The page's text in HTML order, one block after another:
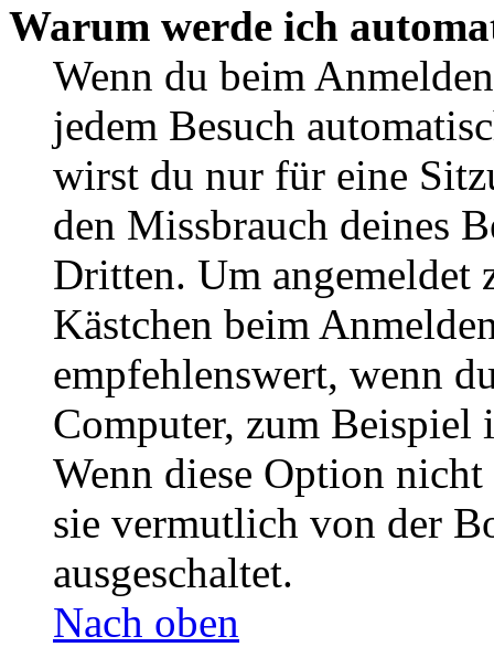
Warum werde ich
Wenn du beim
jedem Besuch
wirst du nur für eine
den Missbrauch deines
Dritten. Um angemeldet
Kästchen beim
empfehlenswert, wenn
Computer, zum Beispiel
Wenn diese Option
sie vermutlich von der
ausgeschaltet.
Nach oben